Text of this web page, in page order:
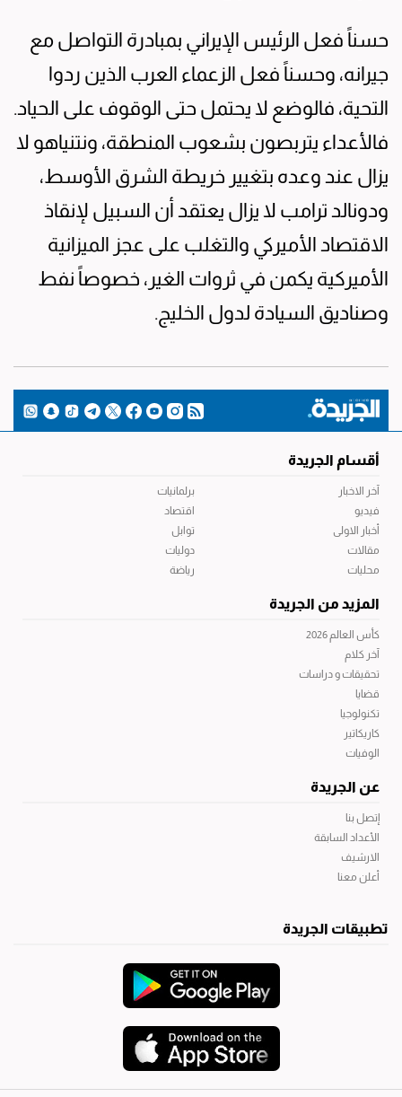
حسناً فعل الرئيس الإيراني بمبادرة التواصل مع
جيرانه، وحسناً فعل الزعماء العرب الذين ردوا
التحية، فالوضع لا يحتمل حتى الوقوف على الحياد.
فالأعداء يتربصون بشعوب المنطقة، ونتنياهو لا
يزال عند وعده بتغيير خريطة الشرق الأوسط،
ودونالد ترامب لا يزال يعتقد أن السبيل لإنقاذ
الاقتصاد الأميركي والتغلب على عجز الميزانية
الأميركية يكمن في ثروات الغير، خصوصاً نفط
وصناديق السيادة لدول الخليج.
أقسام الجريدة
آخر الاخبار
فيديو
أخبار الاولى
مقالات
محليات
برلمانيات
اقتصاد
توابل
دوليات
رياضة
المزيد من الجريدة
كأس العالم 2026
آخر كلام
تحقيقات و دراسات
قضايا
تكنولوجيا
كاريكاتير
الوفيات
عن الجريدة
إتصل بنا
الأعداد السابقة
الارشيف
أعلن معنا
تطبيقات الجريدة